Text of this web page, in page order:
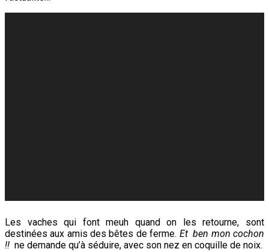
Les vaches qui font meuh quand on les retourne, sont
destinées aux amis des bêtes de ferme. Et ben mon cochon
!! ne demande qu’à séduire, avec son nez en coquille de noix.